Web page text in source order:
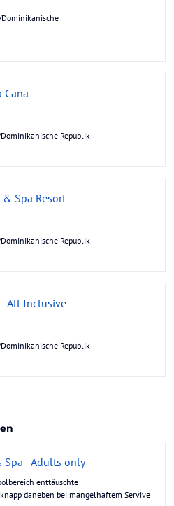
Cana
Republik
& Spa Resort
Republik
- All Inclusive
Republik
Spa - Adults only
enttäuschte
daneben bei mangelhaftem Servive